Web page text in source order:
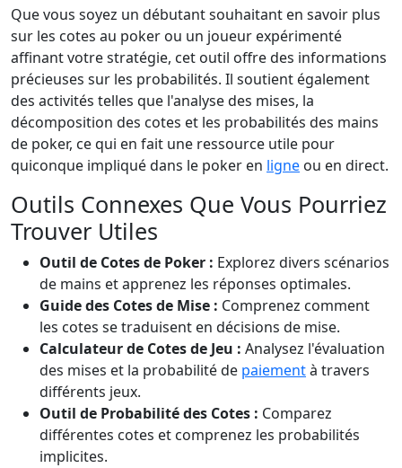
Que vous soyez un débutant souhaitant en savoir plus
sur les cotes au poker ou un joueur expérimenté
affinant votre stratégie, cet outil offre des informations
précieuses sur les probabilités. Il soutient également
des activités telles que l'analyse des mises, la
décomposition des cotes et les probabilités des mains
de poker, ce qui en fait une ressource utile pour
quiconque impliqué dans le poker en ligne ou en direct.
Outils Connexes Que Vous Pourriez
Trouver Utiles
Outil de Cotes de Poker : Explorez divers scénarios
de mains et apprenez les réponses optimales.
Guide des Cotes de Mise : Comprenez comment
les cotes se traduisent en décisions de mise.
Calculateur de Cotes de Jeu : Analysez l'évaluation
des mises et la probabilité de paiementà travers
différents jeux.
Outil de Probabilité des Cotes : Comparez
différentes cotes et comprenez les probabilités
implicites.